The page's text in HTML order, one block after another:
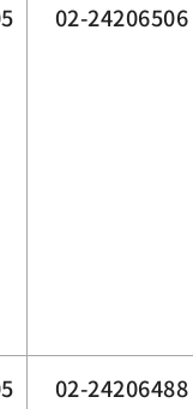
02-24206506
02-24206488